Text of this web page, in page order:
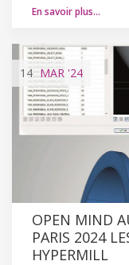
En savoir plus…
14 MAR '24
OPEN MIND
PARIS 2024
HYPERMILL